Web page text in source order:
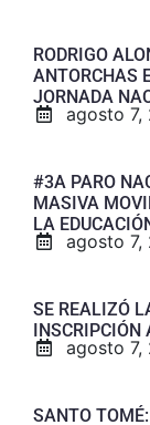
RODRIGO
ANTORCHAS
JORNADA
agosto 7,
#3A PARO
MASIVA
LA
agosto 7,
SE REALIZÓ
agosto 7,
SANTO